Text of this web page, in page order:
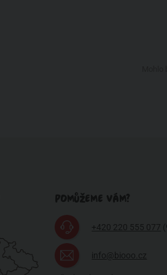
POMŮŽEME VÁM?
+420 220 555 077
info@biooo.cz